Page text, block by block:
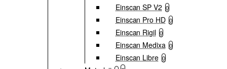
Einscan SP V2 0
Einscan Pro HD 0
Einscan Rigil 0
Einscan Medixa 0
Einscan Libre 0